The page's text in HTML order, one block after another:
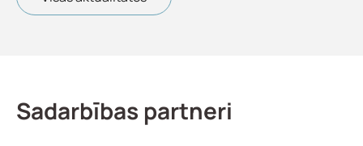
Sadarbības partneri